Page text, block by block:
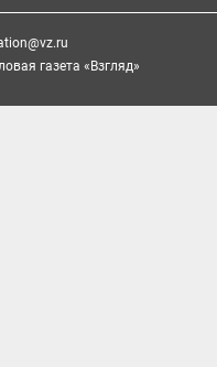
газета «Взгляд»